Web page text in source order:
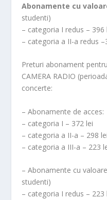
Abonamente cu
studenti)
– categoria I redus – 396
– categoria a II-a redus
Preturi abonament
CAMERA RADIO
concerte:
– Abonamente de acces:
– categoria I – 372 lei
– categoria a II-a – 298 lei
– categoria a III-a – 223
– Abonamente cu
studenti)
– categoria I redus – 223